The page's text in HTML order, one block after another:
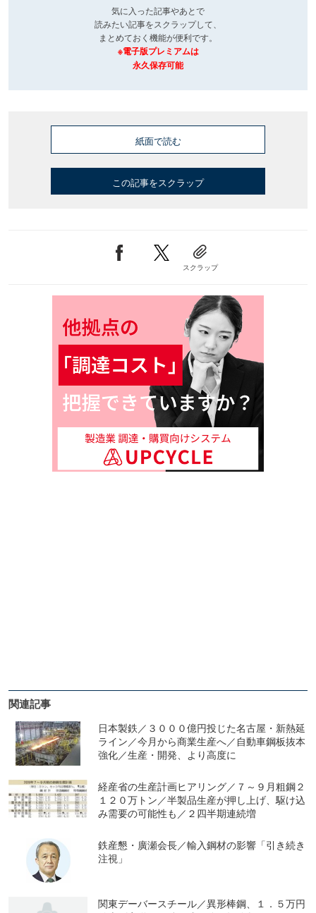
気に入った記事やあとで
読みたい記事をスクラップして、
まとめておく機能が便利です。
※電子版プレミアムは
永久保存可能
紙面で読む
この記事をスクラップ
スクラップ
関連記事
日本製鉄／３０００億円投じた名古屋・新熱延
ライン／今月から商業生産へ／自動車鋼板抜本
強化／生産・開発、より高度に
経産省の生産計画ヒアリング／７～９月粗鋼２
１２０万トン／半製品生産が押し上げ、駆け込
み需要の可能性も／２四半期連続増
鉄産懇・廣瀬会長／輸入鋼材の影響「引き続き
注視」
関東デーバースチール／異形棒鋼、１．５万円